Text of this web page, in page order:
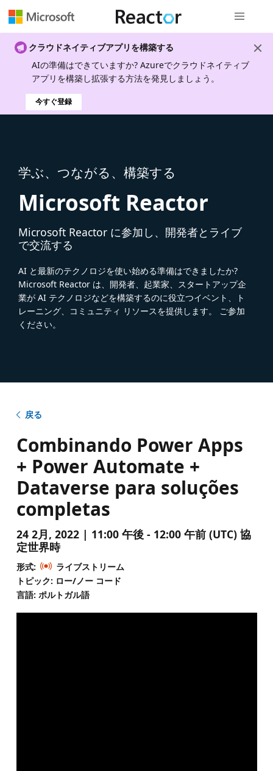
クラウドネイティブアプリを構築する
AIの準備はできていますか? Azureでクラウドネイティブ
アプリを構築し拡張する方法を発見しましょう。
今すぐ登録
学ぶ、つながる、構築する
Microsoft Reactor
Microsoft Reactor に参加し、開発者とライブ
で交流する
AI と最新のテクノロジを使い始める準備はできましたか?
Microsoft Reactor は、開発者、起業家、スタートアップ企
業が AI テクノロジなどを構築するのに役立つイベント、ト
レーニング、コミュニティ リソースを提供します。 ご参加
ください。
戻る
Combinando Power Apps
+ Power Automate +
Dataverse para soluções
completas
24 2月, 2022 | 11:00 午後 - 12:00 午前 (UTC) 協
定世界時
形式:
ライブストリーム
トピック: ロー/ノー コード
言語: ポルトガル語